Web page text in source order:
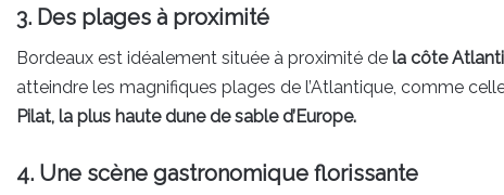
3. Des plages à proximité
Bordeaux est idéalement située à proximité de la côte
atteindre les magnifiques plages de l’Atlantique, comme
Pilat, la plus haute dune de sable d’Europe.
4. Une scène gastronomique florissante